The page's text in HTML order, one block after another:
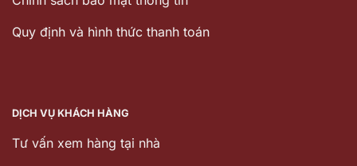
Quy định và hình thức thanh toán
DỊCH VỤ KHÁCH HÀNG
Tư vấn xem hàng tại nhà